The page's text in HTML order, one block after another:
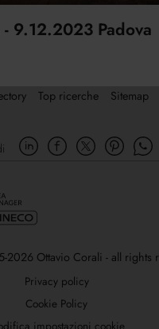
9.12.2023 Padova
Top ricerche Sitemap
Ottavio Corali - all rights
Privacy policy
Cookie Policy